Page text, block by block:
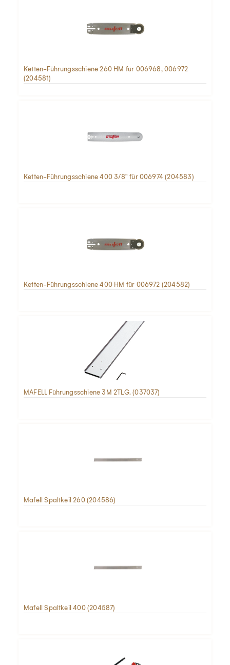
Ketten-Führungsschiene 260 HM für 006968, 006972
(204581)
Ketten-Führungsschiene 400 3/8" für 006974 (204583)
Ketten-Führungsschiene 400 HM für 006972 (204582)
MAFELL Führungsschiene 3M 2TLG. (037037)
Mafell Spaltkeil 260 (204586)
Mafell Spaltkeil 400 (204587)